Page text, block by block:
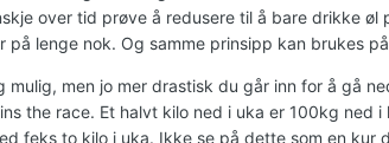
over tid prøve å redusere til å bare drikke øl
på lenge nok. Og samme prinsipp kan brukes
mulig, men jo mer drastisk du går inn for å gå
the race. Et halvt kilo ned i uka er 100kg ned i
feks to kilo i uka. Ikke se på dette som en